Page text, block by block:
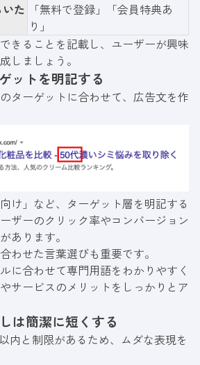
た
「無料で登録」「会員特典あ
り」
きることを記載し、ユーザーが興味
しましょう。
ットを明記する
ターゲットに合わせて、広告文を作
け」など、ターゲット層を明記する
ザーのクリック率やコンバージョン
あります。
わせた言葉選びも重要です。
に合わせて専門用語をわかりやすく
サービスのメリットをしっかりとア
は簡潔に短くする
内と制限があるため、ムダな表現を